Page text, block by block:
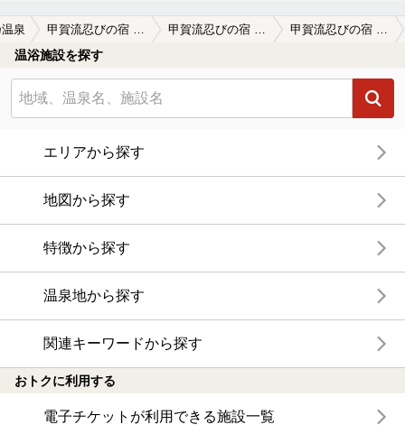
泉
温浴施設を探す
エリアから探す
地図から探す
特徴から探す
温泉地から探す
関連キーワードから探す
おトクに利用する
電子チケットが利用できる施設一覧